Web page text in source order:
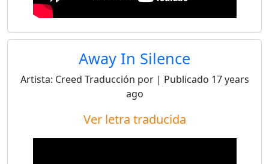
Away In Silence
Artista: Creed Traducción por | Publicado 17 years
ago
Ver letra traducida